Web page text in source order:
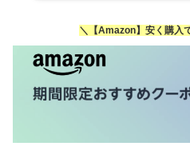
＼【Amazon】安く購入